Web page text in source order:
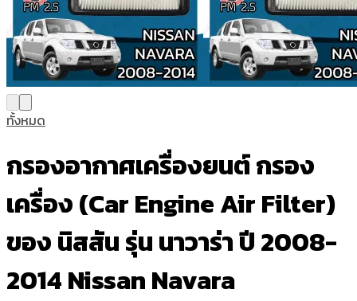
ทั้งหมด
กรองอากาศเครื่องยนต์ กรอง
เครื่อง (Car Engine Air Filter)
ของ นิสสัน รุ่น นาวาร่า ปี 2008-
2014 Nissan Navara